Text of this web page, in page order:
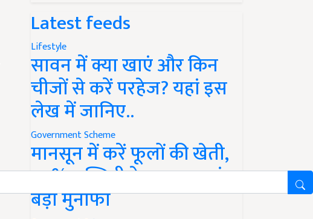
Latest feeds
Lifestyle
सावन में क्या खाएं और किन
चीजों से करें परहेज? यहां इस
लेख में जानिए..
Government Scheme
मानसून में करें फूलों की खेती,
50% सब्सिडी के साथ कमाएं
बड़ा मुनाफा